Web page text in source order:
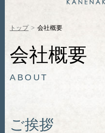
トップ > 会社概要
会社概要
ABOUT
ご挨拶